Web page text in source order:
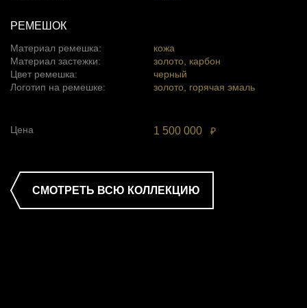
РЕМЕШОК
Материал ремешка:
кожа
Материал застежки:
золото, карбон
Цвет ремешка:
черный
Логотип на ремешке:
золото, горячая эмаль
Цена 1 500 000 ₽
СМОТРЕТЬ ВСЮ КОЛЛЕКЦИЮ